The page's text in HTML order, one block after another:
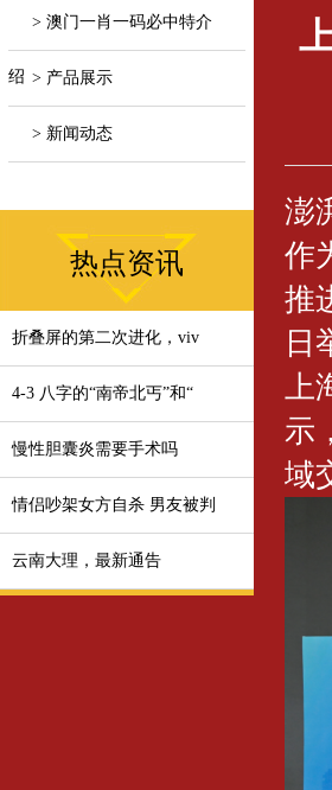
> 澳门一肖一码必中特介
绍 > 产品展示
> 新闻动态
热点资讯
折叠屏的第二次进化，viv
4-3 八字的“南帝北丐”和“
慢性胆囊炎需要手术吗
情侣吵架女方自杀 男友被判
云南大理，最新通告
澎
作
推
日
示
域